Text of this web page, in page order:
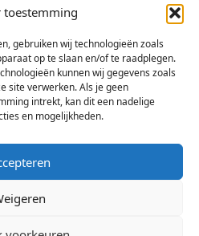
toestemming
gebruiken wij technologieën zoals
op te slaan en/of te raadplegen.
kunnen wij gegevens zoals
site verwerken. Als je geen
intrekt, kan dit een nadelige
en mogelijkheden.